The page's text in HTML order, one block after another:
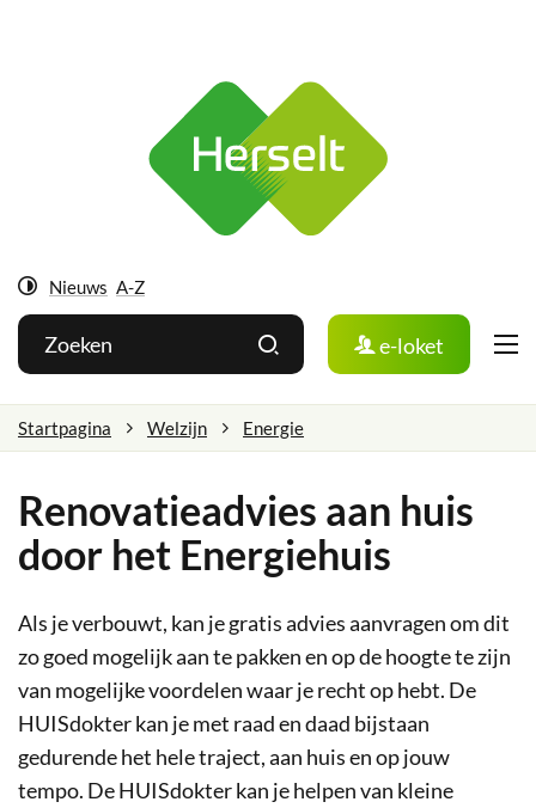
Hoog
contrast
Nieuws A-Z
Wat
zoek
e-loket
Startpagina Welzijn Energie
Renovatieadvies aan huis
door het Energiehuis
Als je verbouwt, kan je gratis advies aanvragen om dit
zo goed mogelijk aan te pakken en op de hoogte te zijn
van mogelijke voordelen waar je recht op hebt. De
HUISdokter kan je met raad en daad bijstaan
gedurende het hele traject, aan huis en op jouw
tempo. De HUISdokter kan je helpen van kleine